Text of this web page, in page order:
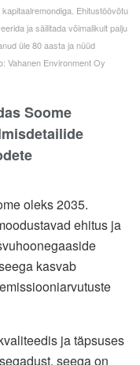
Ehitustöövõtu
ja säilitada võimalikult palju
üle 80 aasta ja nüüd
Vahanen Environment Oy
Soome
oleks 2035.
ehitus ja
kasvab
ja täpsuses
seega on